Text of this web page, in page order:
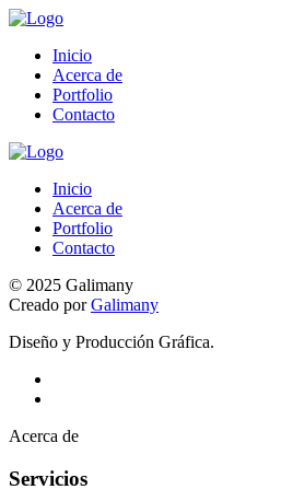
Inicio
Acerca de
Portfolio
Contacto
Inicio
Acerca de
Portfolio
Contacto
© 2025 Galimany
Creado porGalimany
Diseño y Producción Gráfica.
Acerca de
Servicios